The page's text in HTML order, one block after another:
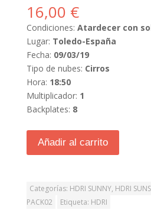
16,00 €
Condiciones: Atardecer con
Lugar: Toledo-España
Fecha: 09/03/19
Tipo de nubes: Cirros
Hora: 18:50
Multiplicador: 1
Backplates: 8
Añadir al carrito
Categorías: HDRI SUNNY, HDRI
PACK02
Etiqueta: HDRI